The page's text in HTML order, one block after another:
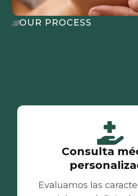
OUR PROCESS
Consulta
Evaluamos las